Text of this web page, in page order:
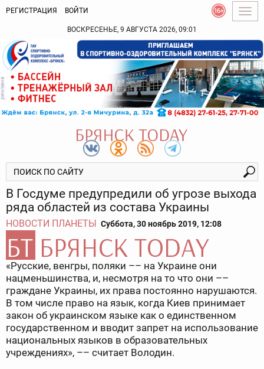
РЕГИСТРАЦИЯ ВОЙТИ
ВОСКРЕСЕНЬЕ, 9 АВГУСТА 2026, 09:01
В Госдуме предупредили об угрозе выхода
ряда областей из состава Украины
НОВОСТИ ПЛАНЕТЫ Суббота, 30 ноябрь 2019, 12:08
«Русские, венгры, поляки –– на Украине они
нацменьшинства, и, несмотря на то что они ––
граждане Украины, их права постоянно нарушаются.
В том числе право на язык, когда Киев принимает
закон об украинском языке как о единственном
государственном и вводит запрет на использование
национальных языков в образовательных
учреждениях», –– считает Володин.